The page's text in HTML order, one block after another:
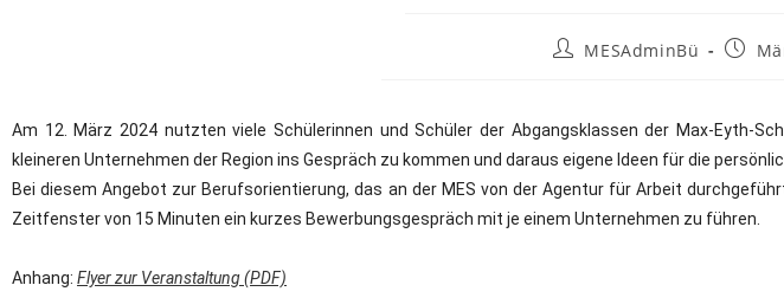
MESAdminBü
Am 12. März 2024 nutzten viele Schülerinnen und Schüler der Abgangsklassen der Max-Eyth-
kleineren Unternehmen der Region ins Gespräch zu kommen und daraus eigene Ideen für die
Bei diesem Angebot zur Berufsorientierung, das an der MES von der Agentur für Arbeit
Zeitfenster von 15 Minuten ein kurzes Bewerbungsgespräch mit je einem Unternehmen zu führen.
Anhang: Flyer zur Veranstaltung (PDF)